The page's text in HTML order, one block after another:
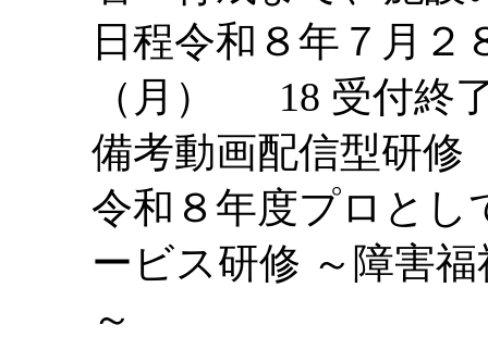
日程令和８年７月
（月） 18 受付終
備考動画配信型研修
令和８年度プロとし
ービス研修 ～障害
～